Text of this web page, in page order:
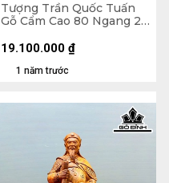
Tượng Trần Quốc Tuấn
Gỗ Cẩm Cao 80 Ngang 25
1 năm trước
19.100.000 ₫